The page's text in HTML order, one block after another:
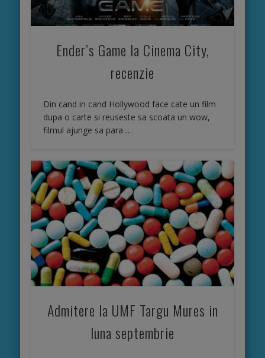
Ender’s Game la Cinema City,
recenzie
Din cand in cand Hollywood face cate un film
dupa o carte si reuseste sa scoata un wow,
filmul ajunge sa para …
Admitere la UMF Targu Mures in
luna septembrie